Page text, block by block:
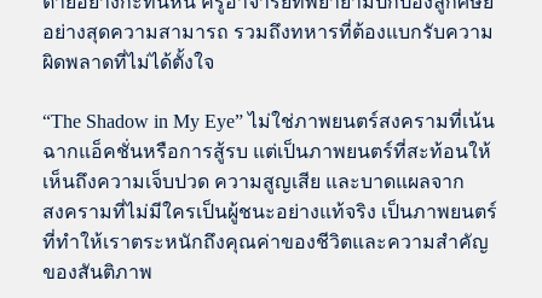
อย่างสุดความสามารถ รวมถึงทหารที่ต้องแบกรับความ
ผิดพลาดที่ไม่ได้ตั้งใจ
“The Shadow in My Eye” ไม่ใช่ภาพยนตร์สงครามที่เน้น
ฉากแอ็คชั่นหรือการสู้รบ แต่เป็นภาพยนตร์ที่สะท้อนให้
เห็นถึงความเจ็บปวด ความสูญเสีย และบาดแผลจาก
สงครามที่ไม่มีใครเป็นผู้ชนะอย่างแท้จริง เป็นภาพยนตร์
ที่ทำให้เราตระหนักถึงคุณค่าของชีวิตและความสำคัญ
ของสันติภาพ